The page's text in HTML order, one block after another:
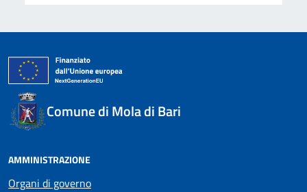
Comune di Mola di Bari
AMMINISTRAZIONE
Organi di governo